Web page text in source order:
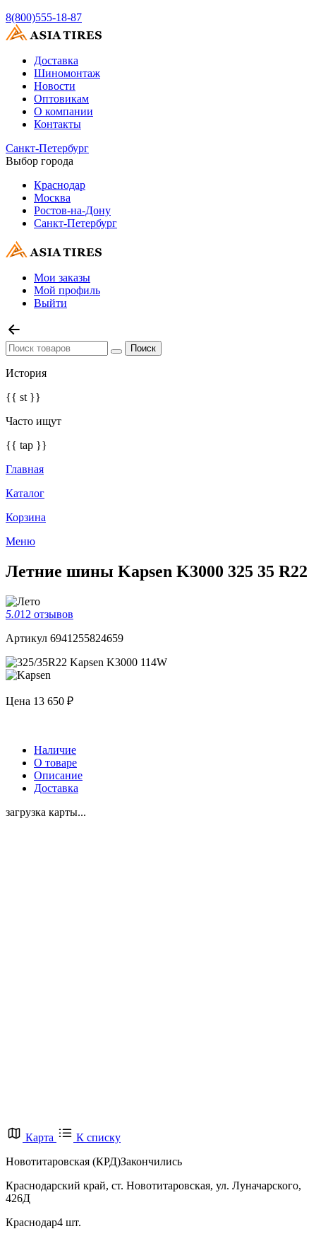
8(800)555-18-87
Доставка
Шиномонтаж
Новости
Оптовикам
О компании
Контакты
Санкт-Петербург
Выбор города
Краснодар
Москва
Ростов-на-Дону
Санкт-Петербург
Мои заказы
Мой профиль
Выйти
История
{{ st }}
Часто ищут
{{ tap }}
Главная
Каталог
Корзина
Меню
Летние шины Kapsen K3000 325 35 R22
5.012 отзывов
Артикул 6941255824659
Цена 13 650 ₽
Наличие
О товаре
Описание
Доставка
загрузка карты...
Карта
К списку
Новотитаровская (КРД)Закончились
Краснодарский край, ст. Новотитаровская, ул. Луначарского,
426Д
Краснодар4 шт.